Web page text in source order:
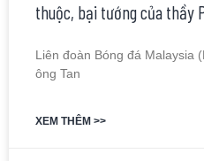
thuộc, bại tướng của thầy
Liên đoàn Bóng đá Malaysia
ông Tan
XEM THÊM >>